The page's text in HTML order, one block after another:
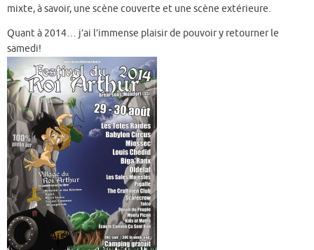
mixte, à savoir, une scène couverte et une scène extérieure.
Quant à 2014… j’ai l’immense plaisir de pouvoir y retourner le
samedi!